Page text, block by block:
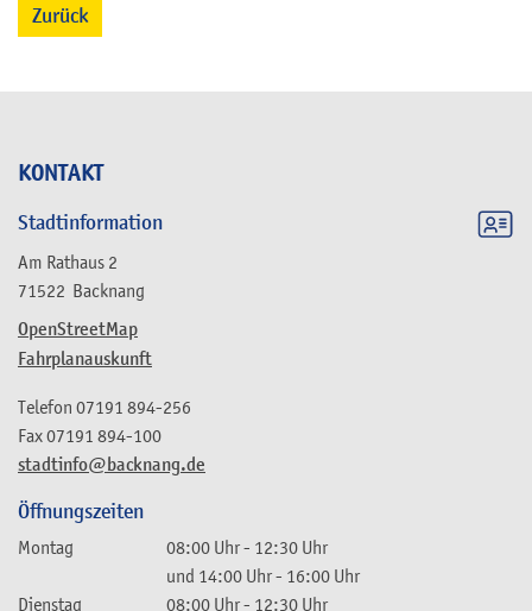
KONTAKT
Stadtinformation
Am Rathaus 2
71522 Backnang
OpenStreetMap
Fahrplanauskunft
stadtinfo@backnang.de
Telefon 07191 894-256
Fax07191 894-100
Öffnungszeiten
Montag 08:00 Uhr- 12:30 Uhr
und 14:00 Uhr- 16:00 Uhr
Dienstag
08:00 Uhr- 12:30 Uhr
Zurück